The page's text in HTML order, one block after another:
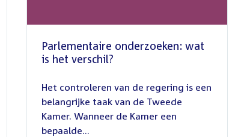
Parlementaire onderzoeken: wat
is het verschil?
juli
2026
Het controleren van de regering is een
belangrijke taak van de Tweede
Kamer. Wanneer de Kamer een
bepaalde...